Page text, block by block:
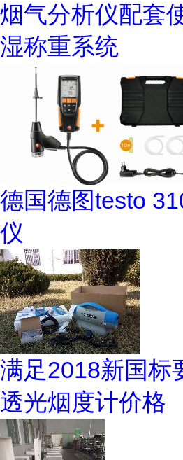
烟气分析仪配套
湿称重系统
德国德图testo
仪
满足2018新国标
透光烟度计价格